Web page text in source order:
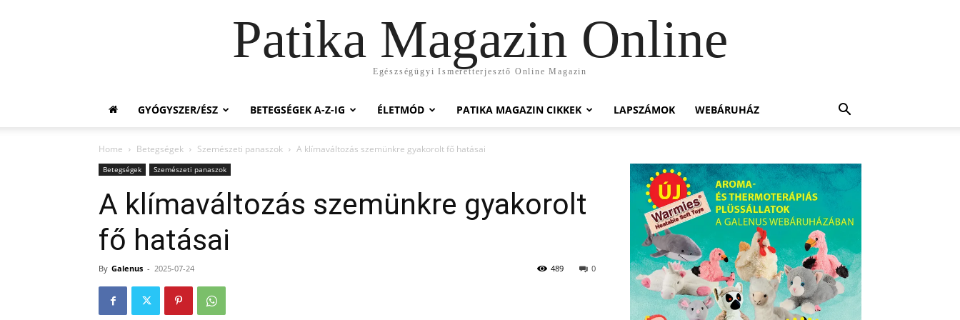
Patika Magazin Online
Egészségügyi Ismeretterjesztő Online Magazin
GYÓGYSZER/ÉSZ BETEGSÉGEK A-Z-IG ÉLETMÓD PATIKA MAGAZIN CIKKEK LAPSZÁMOK WEBÁRUHÁZ
Home Betegségek Szemészeti panaszok A klímaváltozás szemünkre gyakorolt fő hatásai
Betegségek Szemészeti panaszok
A klímaváltozás szemünkre gyakorolt
fő hatásai
By Galenus - 2025-07-24 0
489